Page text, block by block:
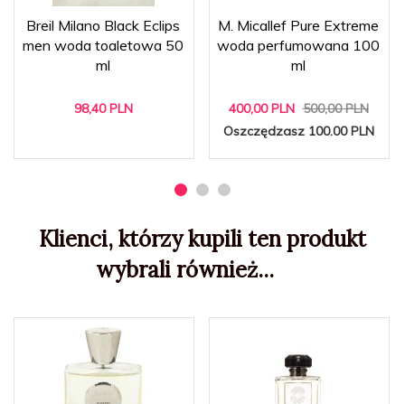
Breil Milano Black Eclips
men woda toaletowa 50
ml
98,40 PLN
M. Micallef Pure Extreme
woda perfumowana 100
ml
400,00 PLN 500,00 PLN
Oszczędzasz 100.00 PLN
Klienci, którzy kupili ten produkt
wybrali również...